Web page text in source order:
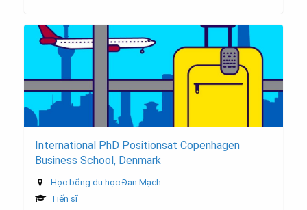
International PhD Positionsat Copenhagen
Business School, Denmark
Học bổng du học Đan Mạch
Tiến sĩ